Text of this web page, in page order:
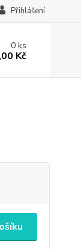
Přihlášení
0ks
Kč